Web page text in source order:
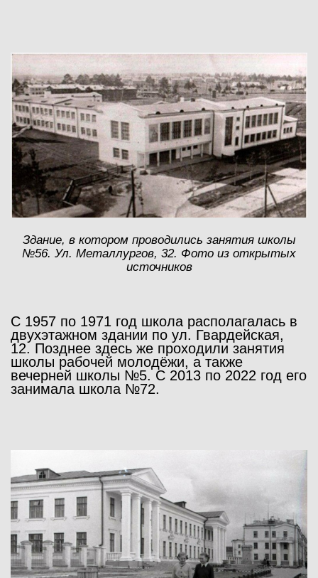
Здание, в котором проводились занятия школы
№56. Ул. Металлургов, 32. Фото из открытых
источников
С 1957 по 1971 год школа располагалась в
двухэтажном здании по ул. Гвардейская,
12. Позднее здесь же проходили занятия
школы рабочей молодёжи, а также
вечерней школы №5. С 2013 по 2022 год его
занимала школа №72.